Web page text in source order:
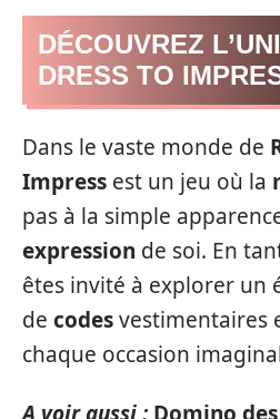
DÉCOUVREZ
DRESS TO
Dans le vaste monde de
Impress est un jeu où la
pas à la simple
expression de soi. En
êtes invité à explorer un
de codesvestimentaires
chaque occasion